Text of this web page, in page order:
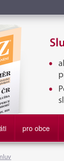
pro obce